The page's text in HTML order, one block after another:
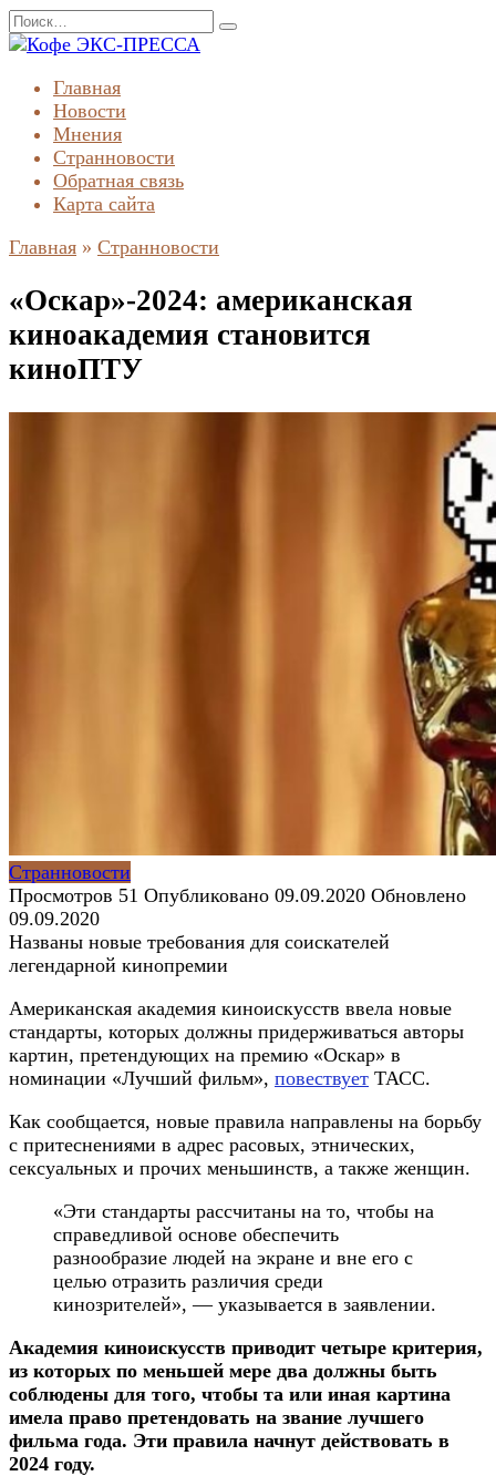
Перейти
к
Search
for:
Главная
Новости
Мнения
Странновости
Обратная связь
Карта сайта
Главная » Странновости
«Оскар»-2024: американская
киноакадемия становится
киноПТУ
Странновости
Просмотров 51 Опубликовано 09.09.2020 Обновлено
09.09.2020
Названы новые требования для соискателей
легендарной кинопремии
Американская академия киноискусств ввела новые
стандарты, которых должны придерживаться авторы
картин, претендующих на премию «Оскар» в
номинации «Лучший фильм», повествует ТАСС.
Как сообщается, новые правила направлены на борьбу
с притеснениями в адрес расовых, этнических,
сексуальных и прочих меньшинств, а также женщин.
«Эти стандарты рассчитаны на то, чтобы на
справедливой основе обеспечить
разнообразие людей на экране и вне его с
целью отразить различия среди
кинозрителей», — указывается в заявлении.
Академия киноискусств приводит четыре критерия,
из которых по меньшей мере два должны быть
соблюдены для того, чтобы та или иная картина
имела право претендовать на звание лучшего
фильма года. Эти правила начнут действовать в
2024 году.